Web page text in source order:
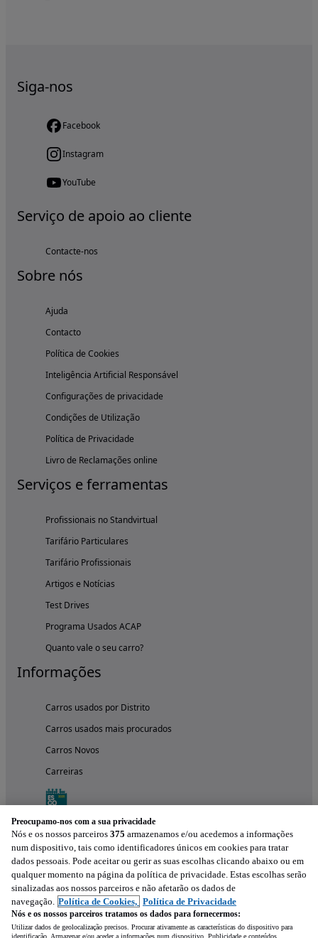
Siga-nos
Facebook
Instagram
YouTube
Serviço de apoio ao cliente
Contacte-nos
Sobre nós
Ajuda
Contacto
Política de Cookies
Inteligência Artificial Responsável
Configurações de privacidade
Condições de Utilização
Política de Privacidade
Livro de Reclamações online
Serviços e ferramentas
Profissionais no Standvirtual
Tarifário Particulares
Tarifário Profissionais
Artigos e Notícias
Test Drives
Programa Usados ACAP
Quanto vale o seu carro?
Informações
Carros usados por Distrito
Carros usados mais procurados
Carros Novos
Carreiras
Experimenta a aplicação
Preocupamo-nos com a sua privacidade
Nós e os nossos parceiros 375 armazenamos e/ou acedemos a informações
num dispositivo, tais como identificadores únicos em cookies para tratar
dados pessoais. Pode aceitar ou gerir as suas escolhas clicando abaixo ou em
qualquer momento na página da política de privacidade. Estas escolhas serão
sinalizadas aos nossos parceiros e não afetarão os dados de
navegação. Política de Cookies, Política de Privacidade
Nós e os nossos parceiros tratamos os dados para fornecermos:
Utilizar dados de geolocalização precisos. Procurar ativamente as características do dispositivo para
identificação. Armazenar e/ou aceder a informações num dispositivo. Publicidade e conteúdos